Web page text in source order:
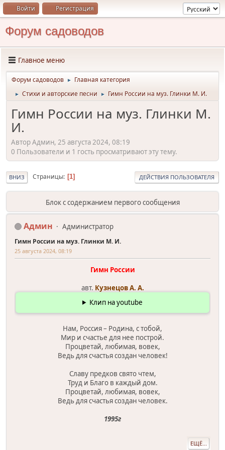
Войти Регистрация
Форум садоводов
Главное меню
Форум садоводов ► Главная категория
► Стихи и авторские песни ► Гимн России на муз. Глинки М. И.
Гимн России на муз. Глинки М.
И.
Автор Админ, 25 августа 2024, 08:19
0 Пользователи и 1 гость просматривают эту тему.
ВНИЗ Страницы 1 ДЕЙСТВИЯ ПОЛЬЗОВАТЕЛЯ
Блок с содержанием первого сообщения
Админ Администратор
Гимн России на муз. Глинки М. И.
25 августа 2024, 08:19
Гимн России
авт. Кузнецов А. А.
Клип на youtube
Нам, Россия – Родина, с тобой,
Мир и счастье для нее построй.
Процветай, любимая, вовек,
Ведь для счастья создан человек!
Славу предков свято чтем,
Труд и Благо в каждый дом.
Процветай, любимая, вовек,
Ведь для счастья создан человек.
1995г
ЕЩЁ...